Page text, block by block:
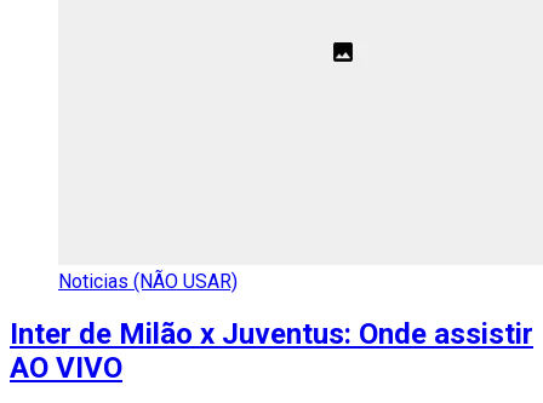
Noticias (NÃO USAR)
Inter de Milão x Juventus: Onde assistir
AO VIVO